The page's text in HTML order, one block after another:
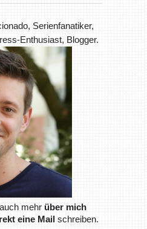
Serienfanatiker,
Enthusiast, Blogger.
mehr über mich
eine Mailschreiben.